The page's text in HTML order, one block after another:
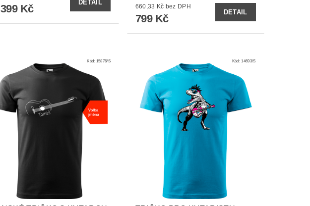
399 Kč
DETAIL
660,33 Kč bez DPH
799 Kč
DETAIL
Kód: 15876/S Kód:14693/S